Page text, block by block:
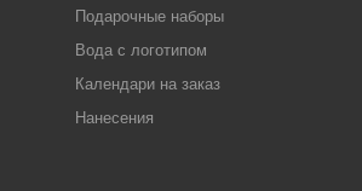
Подарочные наборы
Вода с логотипом
Календари на заказ
Нанесения